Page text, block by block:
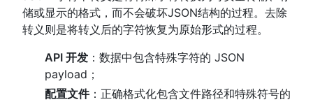
储或显示的格式，而不会破坏JSON结构的过程。去除
转义则是将转义后的字符恢复为原始形式的过程。
API 开发 ：数据中包含特殊字符的 JSON
payload；
配置文件：正确格式化包含文件路径和特殊符号的